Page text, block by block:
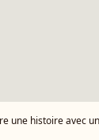
avec une ex